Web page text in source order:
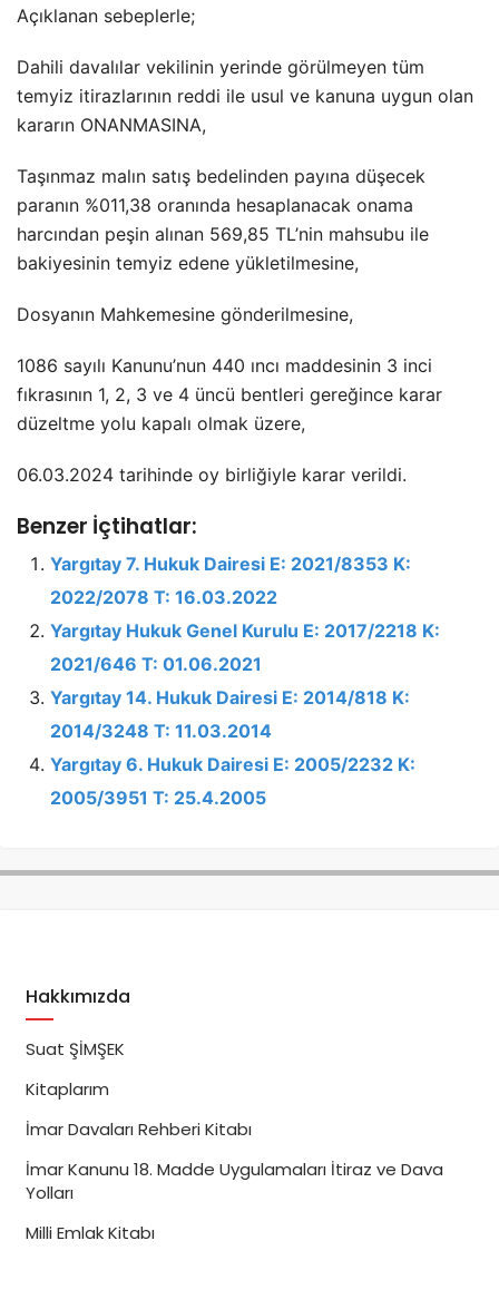
Açıklanan sebeplerle;
Dahili davalılar vekilinin yerinde görülmeyen tüm
temyiz itirazlarının reddi ile usul ve kanuna uygun olan
kararın ONANMASINA,
Taşınmaz malın satış bedelinden payına düşecek
paranın %011,38 oranında hesaplanacak onama
harcından peşin alınan 569,85 TL’nin mahsubu ile
bakiyesinin temyiz edene yükletilmesine,
Dosyanın Mahkemesine gönderilmesine,
1086 sayılı Kanunu’nun 440 ıncı maddesinin 3 inci
fıkrasının 1, 2, 3 ve 4 üncü bentleri gereğince karar
düzeltme yolu kapalı olmak üzere,
06.03.2024 tarihinde oy birliğiyle karar verildi.
Benzer İçtihatlar:
Yargıtay 7. Hukuk Dairesi E: 2021/8353 K:
2022/2078 T: 16.03.2022
Yargıtay Hukuk Genel Kurulu E: 2017/2218 K:
2021/646 T: 01.06.2021
Yargıtay 14. Hukuk Dairesi E: 2014/818 K:
2014/3248 T: 11.03.2014
Yargıtay 6. Hukuk Dairesi E: 2005/2232 K:
2005/3951 T: 25.4.2005
Hakkımızda
Suat ŞİMŞEK
Kitaplarım
İmar Davaları Rehberi Kitabı
İmar Kanunu 18. Madde Uygulamaları İtiraz ve Dava
Yolları
Milli Emlak Kitabı